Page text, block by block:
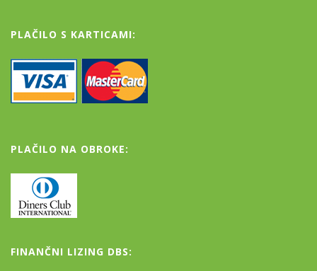
PLAČILO S KARTICAMI:
PLAČILO NA OBROKE:
FINANČNI LIZING DBS: